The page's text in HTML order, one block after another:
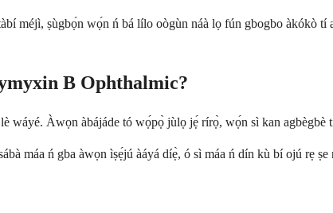
méjì, ṣùgbọ́n wọ́n ń bá lílo oògùn náà lọ fún gbogbo àkókò
B Ophthalmic?
wáyé. Àwọn àbájáde tó wọ́pọ̀ jùlọ jẹ́ rírọ̀, wọ́n sì kan agbègbè
máa ń gba àwọn ìṣẹ́jú àáyá díẹ̀, ó sì máa ń dín kù bí ojú rẹ